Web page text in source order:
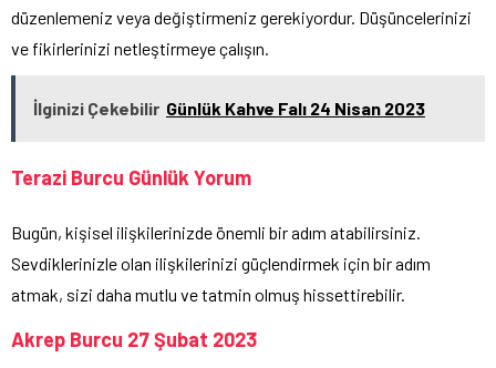
düzenlemeniz veya değiştirmeniz gerekiyordur. Düşüncelerinizi
ve fikirlerinizi netleştirmeye çalışın.
İlginizi Çekebilir Günlük Kahve Falı 24 Nisan 2023
Terazi Burcu Günlük Yorum
Bugün, kişisel ilişkilerinizde önemli bir adım atabilirsiniz.
Sevdiklerinizle olan ilişkilerinizi güçlendirmek için bir adım
atmak, sizi daha mutlu ve tatmin olmuş hissettirebilir.
Akrep Burcu 27 Şubat 2023